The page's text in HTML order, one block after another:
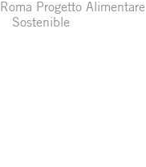
Roma Progetto Alimentare
Sostenible